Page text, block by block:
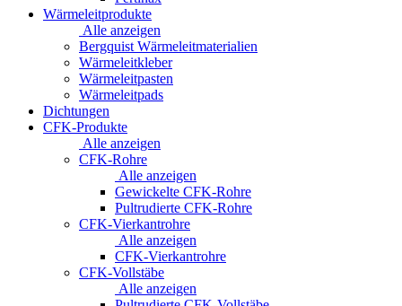
Wärmeleitprodukte
Alle anzeigen
Bergquist Wärmeleitmaterialien
Wärmeleitkleber
Wärmeleitpasten
Wärmeleitpads
Dichtungen
CFK-Produkte
Alle anzeigen
CFK-Rohre
Alle anzeigen
Gewickelte CFK-Rohre
Pultrudierte CFK-Rohre
CFK-Vierkantrohre
Alle anzeigen
CFK-Vierkantrohre
CFK-Vollstäbe
Alle anzeigen